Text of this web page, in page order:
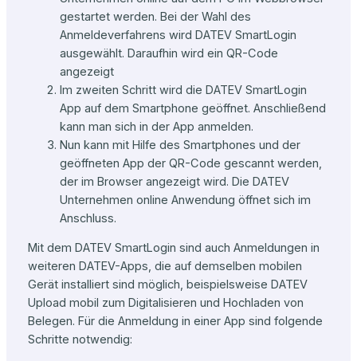
gestartet werden. Bei der Wahl des
Anmeldeverfahrens wird DATEV SmartLogin
ausgewählt. Daraufhin wird ein QR-Code
angezeigt
Im zweiten Schritt wird die DATEV SmartLogin
App auf dem Smartphone geöffnet. Anschließend
kann man sich in der App anmelden.
Nun kann mit Hilfe des Smartphones und der
geöffneten App der QR-Code gescannt werden,
der im Browser angezeigt wird. Die DATEV
Unternehmen online Anwendung öffnet sich im
Anschluss.
Mit dem DATEV SmartLogin sind auch Anmeldungen in
weiteren DATEV-Apps, die auf demselben mobilen
Gerät installiert sind möglich, beispielsweise DATEV
Upload mobil zum Digitalisieren und Hochladen von
Belegen. Für die Anmeldung in einer App sind folgende
Schritte notwendig: